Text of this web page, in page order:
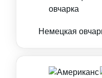
Немецкая